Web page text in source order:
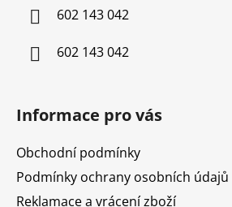
602 143 042
602 143 042
Informace pro vás
Obchodní podmínky
Podmínky ochrany osobních údajů
Reklamace a vrácení zboží